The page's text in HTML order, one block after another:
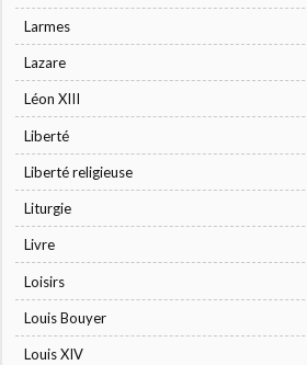
Larmes
Lazare
Léon XIII
Liberté
Liberté religieuse
Liturgie
Livre
Loisirs
Louis Bouyer
Louis XIV